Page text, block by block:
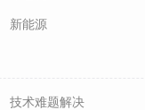
新能源
技术难题解决